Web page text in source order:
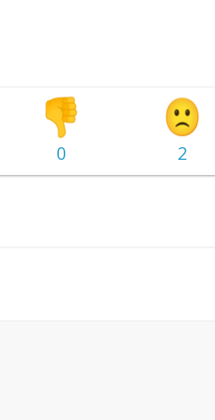
0 2